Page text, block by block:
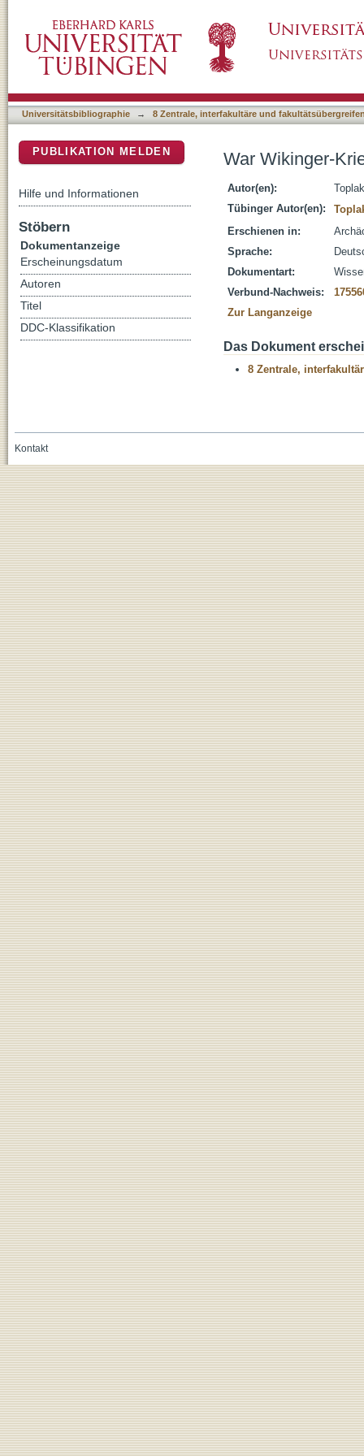
Universitätsbibliographie → 8 Zentrale, interfakultäre und
War Wikinger-
Autor(en):
Tübinger Autor(en):
Erschienen in:
Sprache:
Dokumentart:
Verbund-Nachweis:
Zur Langanzeige
Das Dokument
8 Zentrale,
PUBLIKATION MELDEN
Hilfe und Informationen
Stöbern
Dokumentanzeige
Erscheinungsdatum
Autoren
Titel
DDC-Klassifikation
Kontakt